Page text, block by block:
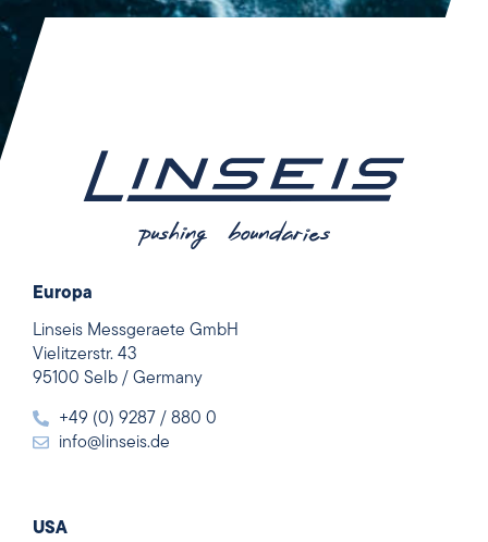
Europa
Linseis Messgeraete GmbH
Vielitzerstr. 43
95100 Selb / Germany